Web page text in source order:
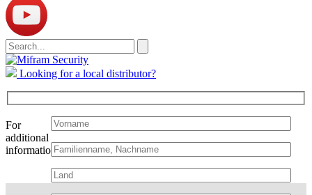
dieses
Feld
leer.
Looking for a local distributor?
For
additional
information: